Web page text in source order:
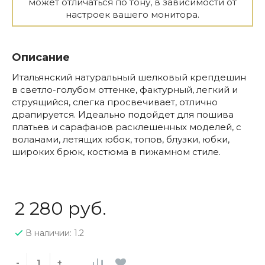
настроек вашего монитора.
Описание
Итальянский натуральный шелковый крепдешин
в светло-голубом оттенке, фактурный, легкий и
струящийся, слегка просвечивает, отлично
драпируется. Идеально подойдет для пошива
платьев и сарафанов расклешенных моделей, с
воланами, летящих юбок, топов, блузки, юбки,
широких брюк, костюма в пижамном стиле.
2 280 руб.
В наличии: 1.2
- +